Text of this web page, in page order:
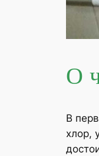
О
В
хлор,